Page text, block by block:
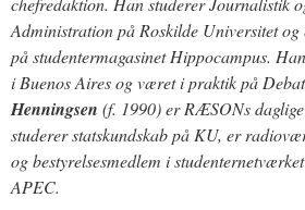
Administration på Roskilde Universitet
på studentermagasinet Hippocampus.
i Buenos Aires og været i praktik på
Henningsen (f. 1990) er RÆSONs
studerer statskundskab på KU, er
og bestyrelsesmedlem i
APEC.